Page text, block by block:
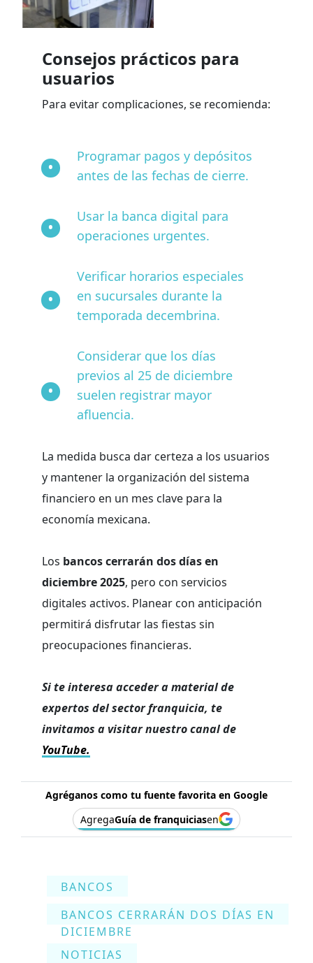
Consejos prácticos para
usuarios
Para evitar complicaciones, se recomienda:
Programar pagos y depósitos
antes de las fechas de cierre.
Usar la banca digital para
operaciones urgentes.
Verificar horarios especiales
en sucursales durante la
temporada decembrina.
Considerar que los días
previos al 25 de diciembre
suelen registrar mayor
afluencia.
La medida busca dar certeza a los usuarios
y mantener la organización del sistema
financiero en un mes clave para la
economía mexicana.
Los bancos cerrarán dos días en
diciembre 2025, pero con servicios
digitales activos. Planear con anticipación
permitirá disfrutar las fiestas sin
preocupaciones financieras.
Si te interesa acceder a material de
expertos del sector franquicia, te
invitamos a visitar nuestro canal de
YouTube.
Agréganos como tu fuente favorita en Google
AgregaGuía de franquiciasen
BANCOS
BANCOS CERRARÁN DOS DÍAS EN
DICIEMBRE
NOTICIAS